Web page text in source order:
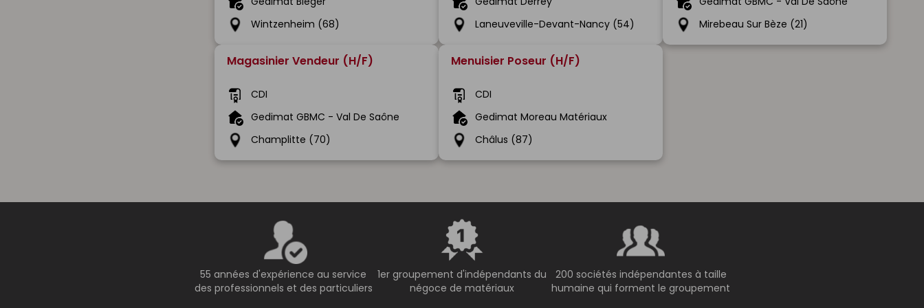
Wintzenheim (68)
Laneuveville-Devant-Nancy (54)
Mirebeau Sur Bèze (21)
Magasinier Vendeur (H/F)
CDI
Gedimat GBMC - Val De Saône
Champlitte (70)
Menuisier Poseur (H/F)
CDI
Gedimat Moreau Matériaux
Châlus (87)
55 années d'expérience au service
des professionnels et des particuliers
1er groupement d'indépendants du
négoce de matériaux
200 sociétés indépendantes à taille
humaine qui forment le groupement